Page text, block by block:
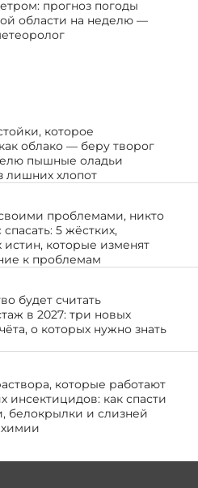
прогноз погоды
области на неделю —
которое
облако — беру творог
пышные оладьи
лишних хлопот
проблемами, никто
5 жёстких,
которые изменят
к проблемам
будет считать
в 2027: три новых
о которых нужно знать
которые работают
инсектицидов: как спасти
белокрылки и слизней
химии